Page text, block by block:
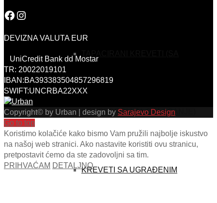
PROSTOROM ZA ODLAGANJE)
KREVETI SA UGRAĐENIM
Facebook
Instagram
DEVIZNA VALUTA EUR
UniCredit Bank dd Mostar
TR: 20022019101
IBAN:BA393383504857296819
SWIFT:UNCRBA22XXX
Copyright© by Urban | design by Sarajevo Design
Go to top
Koristimo kolačiće kako bismo Vam pružili najbolje iskustvo
na našoj web stranici. Ako nastavite koristiti ovu stranicu,
pretpostavit ćemo da ste zadovoljni sa tim.
PRIHVAĆAM DETALJNO